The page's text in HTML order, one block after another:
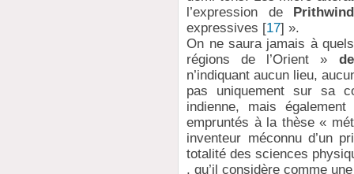
l’expression de
expressives [17] ».
On ne saura jamais à
régions de l’Orient »
n’indiquant aucun lieu,
pas uniquement sur sa
indienne, mais
empruntés à la thèse «
inventeur méconnu d’un
totalité des sciences
, qu’il considère comme